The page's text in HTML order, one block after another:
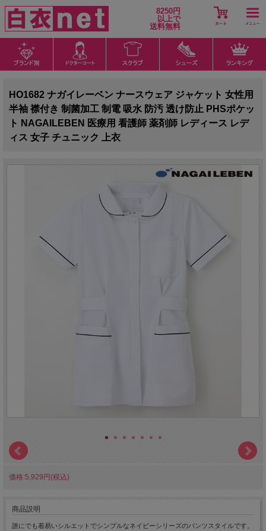
8250円
以上で
送料無料
HO1682 ナガイレーベン ナースウェア ジャケット 女性用
半袖 襟付き 制菌加工 制電 吸水 防汚 透け防止 PHSポケッ
ト NAGAILEBEN 医療用 看護師 薬剤師 レディース レデ
ィス 女子 チュニック 上衣
価格:5,929円(税込)
商品説明
誰にでも着易いシルエットでシンプルなネイビーシリーズのパンツスタイルです。